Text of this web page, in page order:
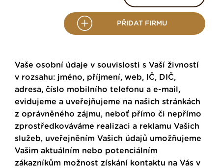
PŘIDAT FIRMU
Vaše osobní údaje v souvislosti s Vaší živností
v rozsahu: jméno, příjmení, web, IČ, DIČ,
adresa, číslo mobilního telefonu a e-mail,
evidujeme a uveřejňujeme na našich stránkách
z oprávněného zájmu, neboť přímo či nepřímo
zprostředkováváme realizaci a reklamu Vašich
služeb, uveřejněním Vašich údajů umožňujeme
Vašim aktuálním nebo potenciálním
zákazníkům možnost získání kontaktu na Vás v